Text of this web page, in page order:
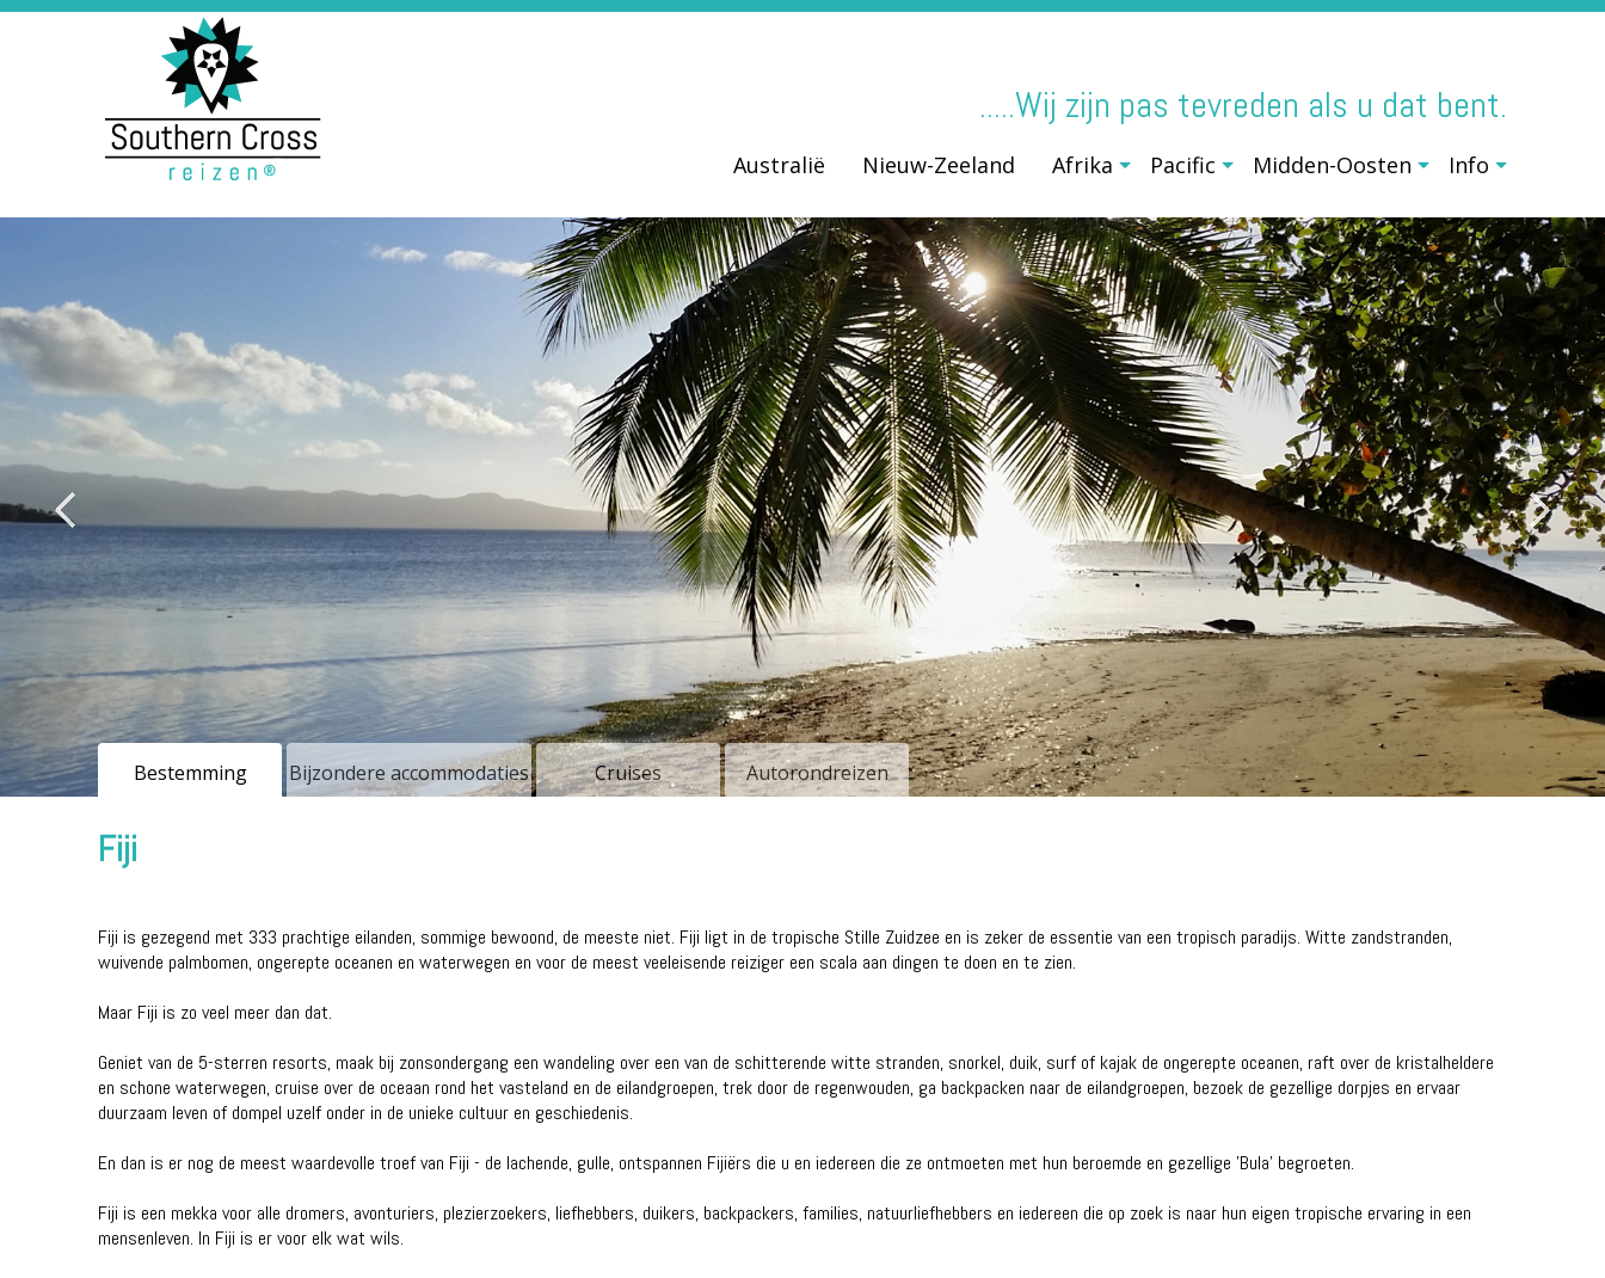
.....Wij zijn pas tevreden als u dat bent.
Australië Nieuw-Zeeland Afrika Pacific Midden-Oosten Info
Bestemming Bijzondere accommodaties Cruises Autorondreizen
Fiji
Fiji is gezegend met 333 prachtige eilanden, sommige bewoond, de meeste niet. Fiji ligt in de tropische Stille Zuidzee en is zeker de essentie van een tropisch paradijs. Witte zandstranden,
wuivende palmbomen, ongerepte oceanen en waterwegen en voor de meest veeleisende reiziger een scala aan dingen te doen en te zien.
Maar Fiji is zo veel meer dan dat.
Geniet van de 5-sterren resorts, maak bij zonsondergang een wandeling over een van de schitterende witte stranden, snorkel, duik, surf of kajak de ongerepte oceanen, raft over de kristalheldere
en schone waterwegen, cruise over de oceaan rond het vasteland en de eilandgroepen, trek door de regenwouden, ga backpacken naar de eilandgroepen, bezoek de gezellige dorpjes en ervaar
duurzaam leven of dompel uzelf onder in de unieke cultuur en geschiedenis.
En dan is er nog de meest waardevolle troef van Fiji - de lachende, gulle, ontspannen Fijiërs die u en iedereen die ze ontmoeten met hun beroemde en gezellige 'Bula' begroeten.
Fiji is een mekka voor alle dromers, avonturiers, plezierzoekers, liefhebbers, duikers, backpackers, families, natuurliefhebbers en iedereen die op zoek is naar hun eigen tropische ervaring in een
mensenleven. In Fiji is er voor elk wat wils.